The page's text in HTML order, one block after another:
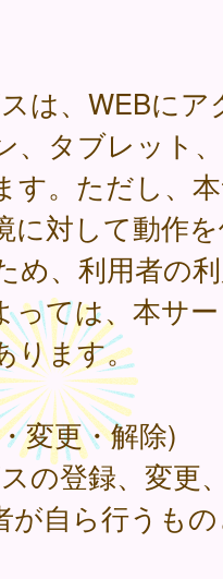
は、WEBにア
、タブレット
す。ただし、
に対して動作
め、利用者の
っては、本サ
ります。
変更・解除)
の登録、変更
が自ら行うも